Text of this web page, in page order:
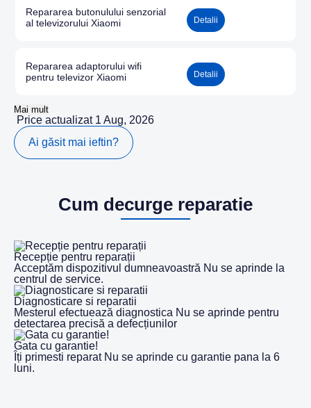
Repararea butonulului senzorial
al televizorului Xiaomi
Detalii
Repararea adaptorului wifi
pentru televizor Xiaomi
Detalii
Mai mult
Price actualizat 1 Aug, 2026
Ai găsit mai ieftin?
Cum decurge reparatie
Recepție pentru reparații
Acceptăm dispozitivul dumneavoastră Nu se aprinde la
centrul de service.
Diagnosticare si reparatii
Mesterul efectuează diagnostica Nu se aprinde pentru
detectarea precisă a defecțiunilor
Gata cu garantie!
Îți primesti reparat Nu se aprinde cu garantie pana la 6
luni.